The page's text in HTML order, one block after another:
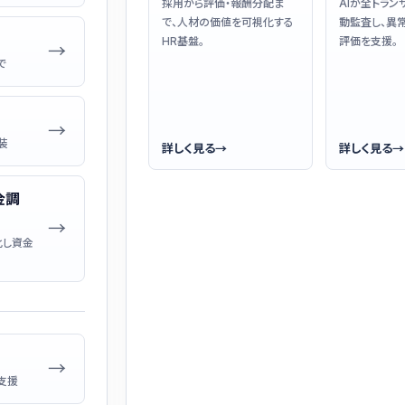
→
→
調
資金
→
援
→
採用から評価・報酬分配ま
で、人材の価値を可視化する
HR基盤。
詳しく見る→
AIが全トラン
動監査し、異
評価を支援。
詳しく見る→